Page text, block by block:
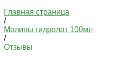
Главная страница
/
Малины гидролат 100мл
/
Отзывы